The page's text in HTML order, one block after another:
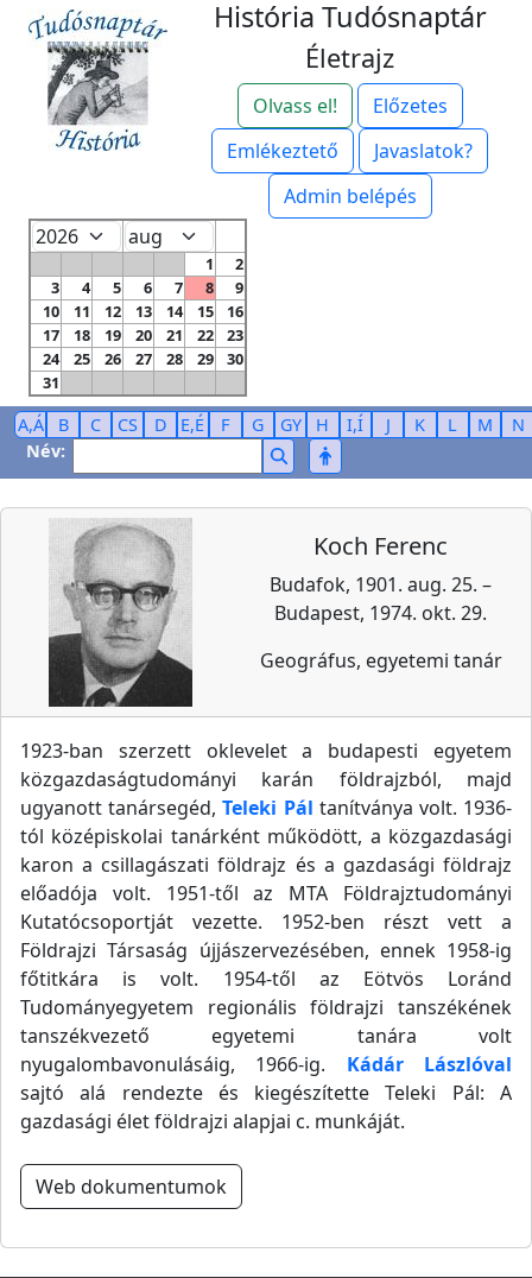
História Tudósnaptár
Életrajz
Olvass el!
Előzetes
Emlékeztető
Javaslatok?
Admin belépés
1
2
3
4 5 6 7 8
9
10
11 12 13 14 15
16
17
18 19 20 21 22
23
24
25 26 27 28 29
30
31
A,Á B C CS D E,É F G GY H I,Í J K L M
N
Név:
Koch Ferenc
Budafok, 1901. aug. 25. –
Budapest, 1974. okt. 29.
Geográfus, egyetemi tanár
1923-ban szerzett oklevelet a budapesti egyetem
közgazdaságtudományi karán földrajzból, majd
ugyanott tanársegéd,Teleki Pál tanítványa volt. 1936-
tól középiskolai tanárként működött, a közgazdasági
karon a csillagászati földrajz és a gazdasági földrajz
előadója volt. 1951-től az MTA Földrajztudományi
Kutatócsoportját vezette. 1952-ben részt vett a
Földrajzi Társaság újjászervezésében, ennek 1958-ig
főtitkára is volt. 1954-től az Eötvös Loránd
Tudományegyetem regionális földrajzi tanszékének
tanszékvezető egyetemi tanára volt
nyugalombavonulásáig, 1966-ig. Kádár Lászlóval
sajtó alá rendezte és kiegészítette Teleki Pál: A
gazdasági élet földrajzi alapjai c. munkáját.
Web dokumentumok